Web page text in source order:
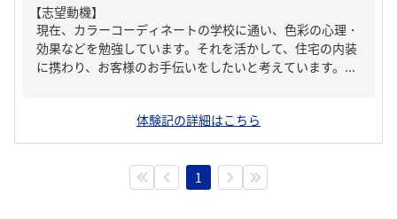
【志望動機】
現在、カラーコーディネートの学校に通い、色彩の心理・
効果などを勉強しています。それを活かして、住宅の内装
に携わり、お客様のお手伝いをしたいと考えています。...
体験記の詳細はこちら
1